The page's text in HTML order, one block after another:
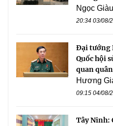
Ngọc Giàu
20:34 03/08/
Đại tướng
Quốc hội
quan
Hương
09:15 04/08/
Tây Ninh: